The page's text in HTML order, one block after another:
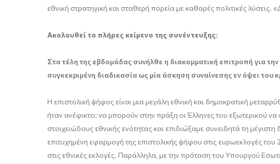
εθνική στρατηγική και σταθερή πορεία με καθαρές πολιτικές
Ακολουθεί το πλήρες κείμενο της συνέντευξης:
Στα τέλη της εβδομάδας συνήλθε η διακομματική επιτροπή για
συγκεκριμένη διαδικασία ως μία άσκηση συναίνεσης εν όψει του
Η επιστολική ψήφος είναι μια μεγάλη εθνική και δημοκρατική
ήταν ανέφικτο: να μπορούν στην πράξη οι Έλληνες του εξωτερικού
στοιχειώδους εθνικής ενότητας και επιδιώξαμε συνειδητά τη
επιτυχημένη εφαρμογή της επιστολικής ψήφου στις ευρωεκλογές του
στις εθνικές εκλογές. Παράλληλα, με την πρόταση του Υπουργού